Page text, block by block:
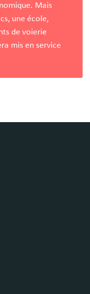
Mais
une école,
de voierie
mis en service